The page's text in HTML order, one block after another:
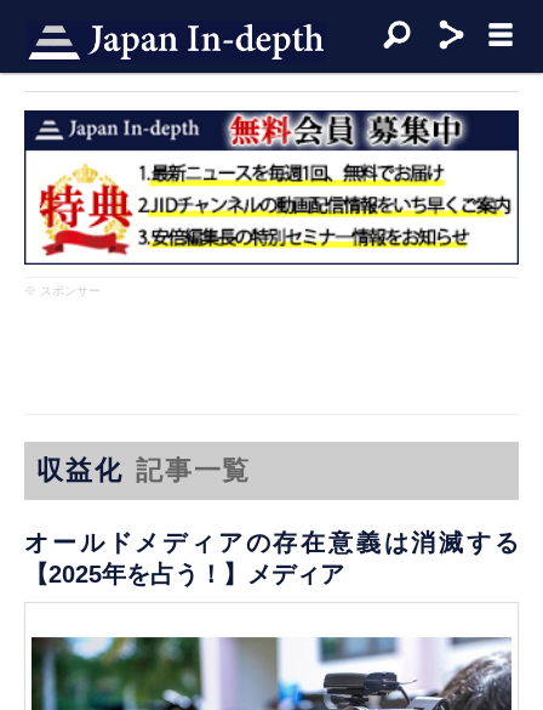
※ スポンサー
収益化 記事一覧
オールドメディアの存在意義は消滅する
【2025年を占う！】メディア